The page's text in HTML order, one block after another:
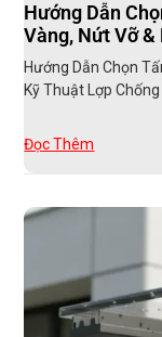
Hướng Dẫn
Vàng, Nứt Vỡ &
Hướng Dẫn Chọn
Kỹ Thuật Lợp
Đọc Thêm